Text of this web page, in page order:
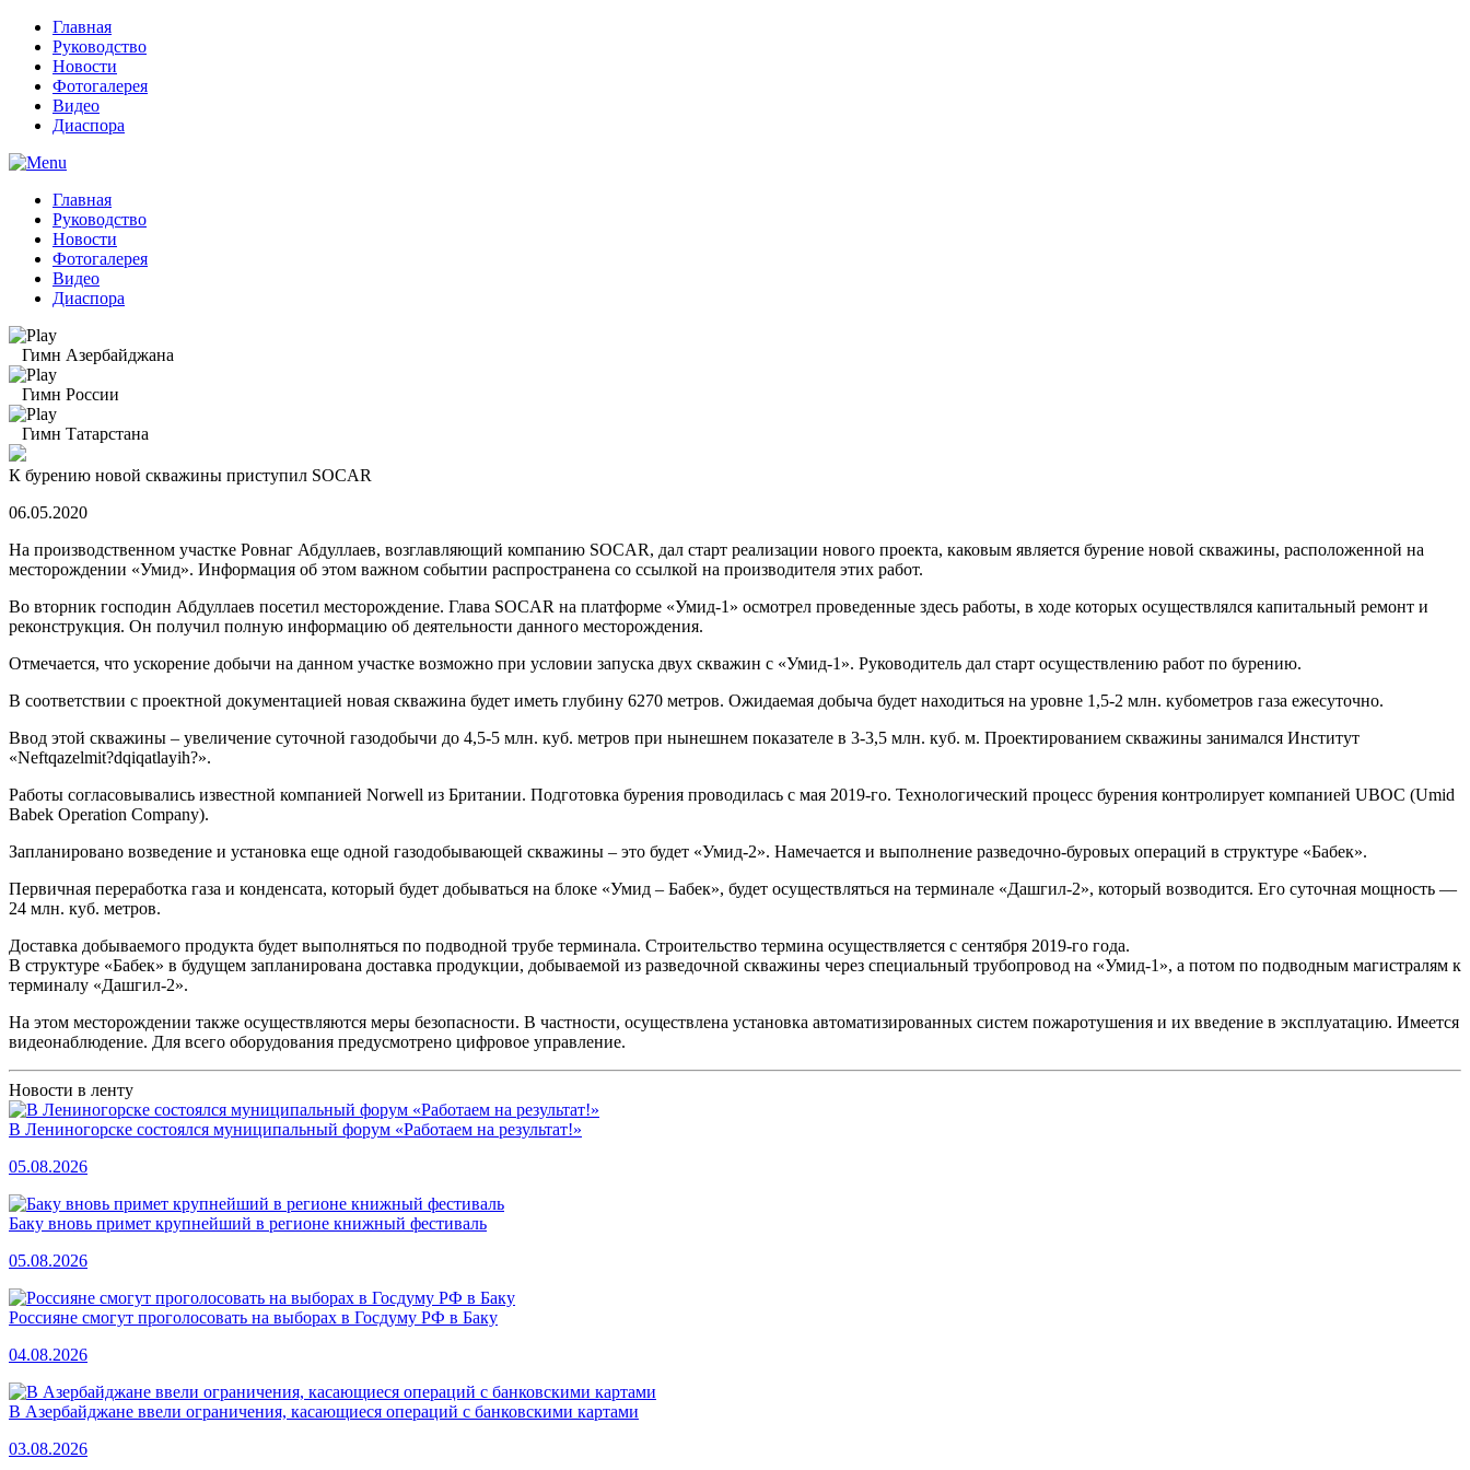
Главная
Руководство
Новости
Фотогалерея
Видео
Диаспора
Главная
Руководство
Новости
Фотогалерея
Видео
Диаспора
Гимн Азербайджана
Гимн России
Гимн Татарстана
К бурению новой скважины приступил SOCAR
06.05.2020
На производственном участке Ровнаг Абдуллаев, возглавляющий компанию SOCAR, дал старт реализации нового проекта, каковым является бурение новой скважины, расположенной на
месторождении «Умид». Информация об этом важном событии распространена со ссылкой на производителя этих работ.
Во вторник господин Абдуллаев посетил месторождение. Глава SOCAR на платформе «Умид-1» осмотрел проведенные здесь работы, в ходе которых осуществлялся капитальный ремонт и
реконструкция. Он получил полную информацию об деятельности данного месторождения.
Отмечается, что ускорение добычи на данном участке возможно при условии запуска двух скважин с «Умид-1». Руководитель дал старт осуществлению работ по бурению.
В соответствии с проектной документацией новая скважина будет иметь глубину 6270 метров. Ожидаемая добыча будет находиться на уровне 1,5-2 млн. кубометров газа ежесуточно.
Ввод этой скважины – увеличение суточной газодобычи до 4,5-5 млн. куб. метров при нынешнем показателе в 3-3,5 млн. куб. м. Проектированием скважины занимался Институт
«Neftqazelmit?dqiqatlayih?».
Работы согласовывались известной компанией Norwell из Британии. Подготовка бурения проводилась с мая 2019-го. Технологический процесс бурения контролирует компанией UBOC (Umid
Babek Operation Company).
Запланировано возведение и установка еще одной газодобывающей скважины – это будет «Умид-2». Намечается и выполнение разведочно-буровых операций в структуре «Бабек».
Первичная переработка газа и конденсата, который будет добываться на блоке «Умид – Бабек», будет осуществляться на терминале «Дашгил-2», который возводится. Его суточная мощность —
24 млн. куб. метров.
Доставка добываемого продукта будет выполняться по подводной трубе терминала. Строительство термина осуществляется с сентября 2019-го года.
В структуре «Бабек» в будущем запланирована доставка продукции, добываемой из разведочной скважины через специальный трубопровод на «Умид-1», а потом по подводным магистралям к
терминалу «Дашгил-2».
На этом месторождении также осуществляются меры безопасности. В частности, осуществлена установка автоматизированных систем пожаротушения и их введение в эксплуатацию. Имеется
видеонаблюдение. Для всего оборудования предусмотрено цифровое управление.
Новости в ленту
В Лениногорске состоялся муниципальный форум «Работаем на результат!»
05.08.2026
Баку вновь примет крупнейший в регионе книжный фестиваль
05.08.2026
Россияне смогут проголосовать на выборах в Госдуму РФ в Баку
04.08.2026
В Азербайджане ввели ограничения, касающиеся операций с банковскими картами
03.08.2026